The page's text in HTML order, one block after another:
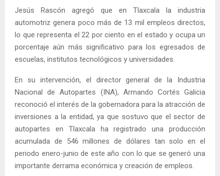
Jesús Rascón agregó que en Tlaxcala la industria
automotriz genera poco más de 13 mil empleos directos,
lo que representa el 22 por ciento en el estado y ocupa un
porcentaje aún más significativo para los egresados de
escuelas, institutos tecnológicos y universidades.
En su intervención, el director general de la Industria
Nacional de Autopartes (INA), Armando Cortés Galicia
reconoció el interés de la gobernadora para la atracción de
inversiones a la entidad, ya que sostuvo que el sector de
autopartes en Tlaxcala ha registrado una producción
acumulada de 546 millones de dólares tan solo en el
periodo enero-junio de este año con lo que se generó una
importante derrama económica y creación de empleos.